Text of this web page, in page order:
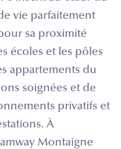
vie parfaitement
sa proximité
écoles et les pôles
appartements du
soignées et de
privatifs et
À
Montaigne